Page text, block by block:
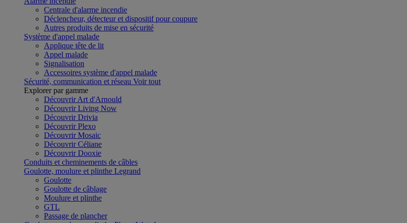
Centrale d'alarme incendie
Déclencheur, détecteur et dispositif pour coupure
Autres produits de mise en sécurité
Système d'appel malade
Applique tête de lit
Appel malade
Signalisation
Accessoires système d'appel malade
Sécurité, communication et réseau Voir tout
Explorer par gamme
Découvrir Art d'Arnould
Découvrir Living Now
Découvrir Drivia
Découvrir Plexo
Découvrir Mosaic
Découvrir Céliane
Découvrir Dooxie
Conduits et cheminements de câbles
Goulotte, moulure et plinthe Legrand
Goulotte
Goulotte de câblage
Moulure et plinthe
GTL
Passage de plancher